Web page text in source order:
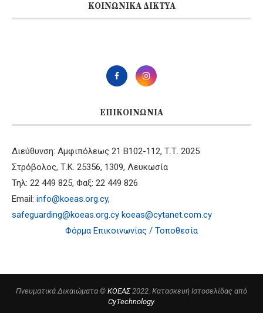
ΚΟΙΝΩΝΙΚΆ ΔΊΚΤΥΑ
ΕΠΙΚΟΙΝΩΝΊΑ
Διεύθυνση: Αμφιπόλεως 21 B102-112, Τ.Τ. 2025
Στρόβολος, Τ.Κ. 25356, 1309, Λευκωσία
Τηλ: 22 449 825, Φαξ: 22 449 826
Email: info@koeas.org.cy,
safeguarding@koeas.org.cy koeas@cytanet.com.cy
Φόρμα Επικοινωνίας / Τοποθεσία
Πνευματικά Δικαιώματα © ΚΟΕΑΣ2022. Κατασκευή Ιστοσελίδας από
CyTechnology.